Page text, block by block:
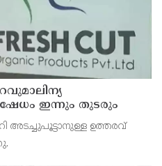
ഇന്നും തുടരും
അടച്ചുപൂട്ടാനുള്ള ഉത്തരവ്